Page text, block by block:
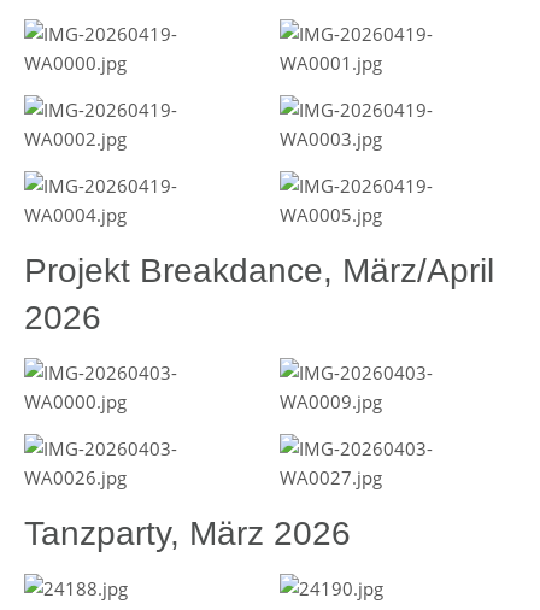
Projekt Breakdance, März/April
2026
Tanzparty, März 2026